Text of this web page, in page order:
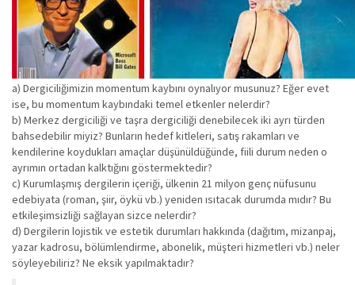
a) Dergiciliğimizin momentum kaybını oynalıyor musunuz? Eğer evet
ise, bu momentum kaybındaki temel etkenler nelerdir?
b) Merkez dergiciliği ve taşra dergiciliği denebilecek iki ayrı türden
bahsedebilir miyiz? Bunların hedef kitleleri, satış rakamları ve
kendilerine koydukları amaçlar düşünüldüğünde, fiili durum neden o
ayrımın ortadan kalktığını göstermektedir?
c) Kurumlaşmış dergilerin içeriği, ülkenin 21 milyon genç nüfusunu
edebiyata (roman, şiir, öykü vb.) yeniden ısıtacak durumda mıdır? Bu
etkileşimsizliği sağlayan sizce nelerdir?
d) Dergilerin lojistik ve estetik durumları hakkında (dağıtım, mizanpaj,
yazar kadrosu, bölümlendirme, abonelik, müşteri hizmetleri vb.) neler
söyleyebiliriz? Ne eksik yapılmaktadır?